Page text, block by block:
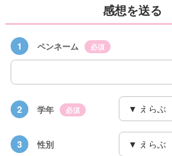
感想を送る
1 ペンネーム 必須
2 学年 必須
3 性別